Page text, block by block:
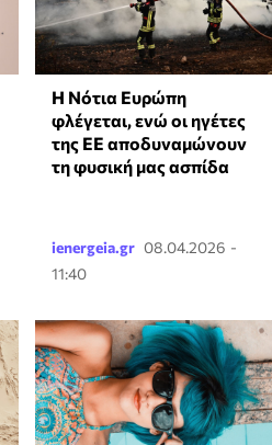
Η Νότια Ευρώπη
φλέγεται, ενώ οι ηγέτες
της ΕΕ αποδυναμώνουν
τη φυσική μας ασπίδα
ienergeia.gr 08.04.2026 -
11:40